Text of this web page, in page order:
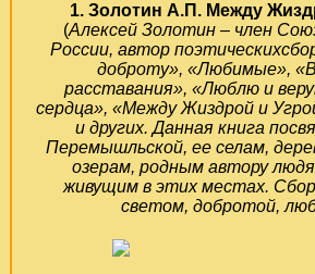
1. Золотин А.П. Между
(Алексей Золотин – член
России, автор
доброту», «Любимые»,
расставания», «Люблю и
сердца», «Между Жиздрой и
и других. Данная книга
Перемышльской, ее селам,
озерам, родным автору
живущим в этих местах.
светом, добротой,